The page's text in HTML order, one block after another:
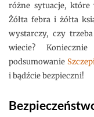
różne sytuacje, które
Żółta febra i żółta
wystarczy, czy
wiecie?
podsumowanie
i bądźcie bezpieczni!